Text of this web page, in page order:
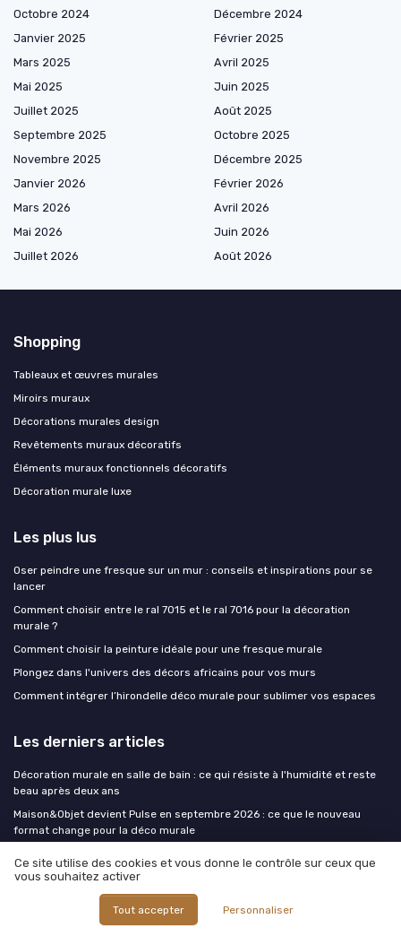
Octobre 2024
Décembre 2024
Janvier 2025
Février 2025
Mars 2025
Avril 2025
Mai 2025
Juin 2025
Juillet 2025
Août 2025
Septembre 2025
Octobre 2025
Novembre 2025
Décembre 2025
Janvier 2026
Février 2026
Mars 2026
Avril 2026
Mai 2026
Juin 2026
Juillet 2026
Août 2026
Shopping
Tableaux et œuvres murales
Miroirs muraux
Décorations murales design
Revêtements muraux décoratifs
Éléments muraux fonctionnels décoratifs
Décoration murale luxe
Les plus lus
Oser peindre une fresque sur un mur : conseils et inspirations pour se
lancer
Comment choisir entre le ral 7015 et le ral 7016 pour la décoration
murale ?
Comment choisir la peinture idéale pour une fresque murale
Plongez dans l'univers des décors africains pour vos murs
Comment intégrer l’hirondelle déco murale pour sublimer vos espaces
Les derniers articles
Décoration murale en salle de bain : ce qui résiste à l'humidité et reste
beau après deux ans
Maison&Objet devient Pulse en septembre 2026 : ce que le nouveau
format change pour la déco murale
avant septembre
Oser le mur noir : pourquoi les petits espaces ont tout à gagner d'un mur
Ce site utilise des cookies et vous donne le contrôle sur ceux que
vous souhaitez activer
Tout accepter Personnaliser